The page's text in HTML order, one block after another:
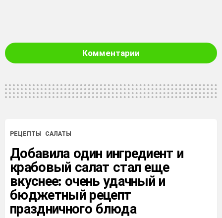
Комментарии
РЕЦЕПТЫ САЛАТЫ
Добавила один ингредиент и
крабовый салат стал еще
вкуснее: очень удачный и
бюджетный рецепт
праздничного блюда